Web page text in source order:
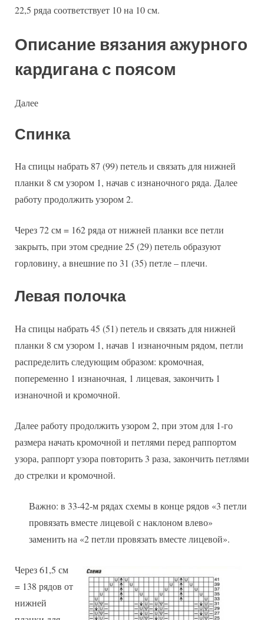
22,5 ряда соответствует 10 на 10 см.
Описание вязания ажурного
кардигана с поясом
Далее
Спинка
На спицы набрать 87 (99) петель и связать для нижней
планки 8 см узором 1, начав с изнаночного ряда. Далее
работу продолжить узором 2.
Через 72 см = 162 ряда от нижней планки все петли
закрыть, при этом средние 25 (29) петель образуют
горловину, а внешние по 31 (35) петле – плечи.
Левая полочка
На спицы набрать 45 (51) петель и связать для нижней
планки 8 см узором 1, начав 1 изнаночным рядом, петли
распределить следующим образом: кромочная,
попеременно 1 изнаночная, 1 лицевая, закончить 1
изнаночной и кромочной.
Далее работу продолжить узором 2, при этом для 1-го
размера начать кромочной и петлями перед раппортом
узора, раппорт узора повторить 3 раза, закончить петлями
до стрелки и кромочной.
Важно: в 33-42-м рядах схемы в конце рядов «3 петли
провязать вместе лицевой с наклоном влево»
заменить на «2 петли провязать вместе лицевой».
Через 61,5 см
= 138 рядов от
нижней